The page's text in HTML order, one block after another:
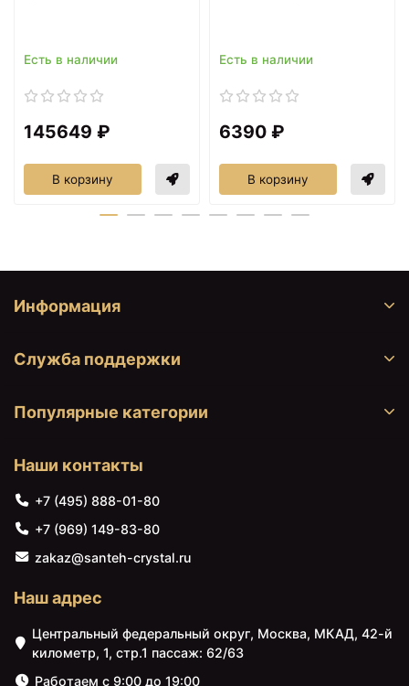
418601bi/br
Сиденье для унитаза с
золото Kerasan Waldorf
Есть в наличии
145649 ₽
В корзину
Есть в наличии
6390 ₽
В корзину
Информация
Служба поддержки
Популярные категории
Наши контакты
+7 (495) 888-01-80
+7 (969) 149-83-80
zakaz@santeh-crystal.ru
Наш адрес
Центральный федеральный округ, Москва, МКАД, 42-й
километр, 1, стр.1 пассаж: 62/63
Работаем с 9:00 до 19:00